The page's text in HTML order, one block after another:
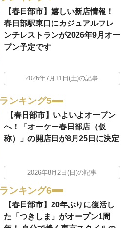
【春日部市】嬉しい新店情報！
春日部駅東口にカジュアルフレ
ンチレストランが2026年9月オー
プン予定です
2026年7月11日(土)の記事
ランキング5
【春日部市】いよいよオープン
へ！「オーケー春日部店（仮
称）」の開店日が8月25日に決定
2026年8月2日(日)の記事
ランキング6
【春日部市】20年ぶりに復活し
た「つきしま」がオープン1周